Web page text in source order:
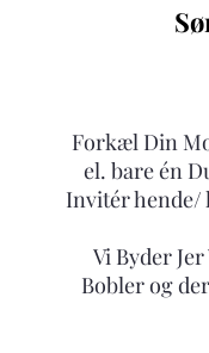
Forkæl Din
el. bare én
Invitér hende/
Vi Byder
Bobler og